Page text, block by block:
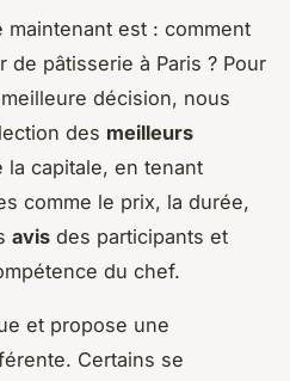
est : comment
pâtisserie à Paris ? Pour
décision, nous
des meilleurs
capitale, en tenant
comme le prix, la durée,
avis des participants et
du chef.
et propose une
Certains se